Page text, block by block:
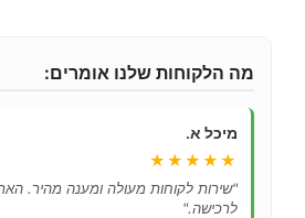
מה הלקוחות שלנו אומרים:
מיכל א.
★★★★★
"שירות לקוחות מעולה ומענה מהיר.
לרכישה."